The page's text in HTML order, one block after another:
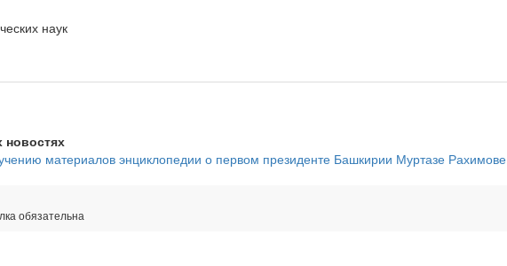
наук
новостях
материалов энциклопедии о первом президенте Башкирии Муртазе Рахимове
обязательна